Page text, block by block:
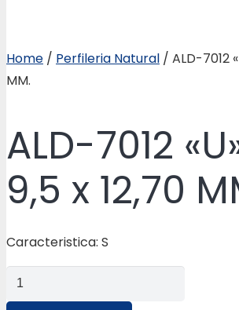
Home / Perfileria Natural / ALD-7012
MM.
ALD-7012
9,5 x 12,70
Caracteristica: S
ALD-
7012